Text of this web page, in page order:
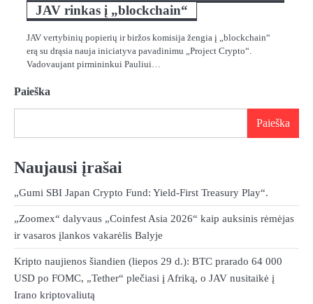
JAV rinkas į „blockchain“
JAV vertybinių popierių ir biržos komisija žengia į „blockchain“
erą su drąsia nauja iniciatyva pavadinimu „Project Crypto“.
Vadovaujant pirmininkui Pauliui…
Paieška
Paieška
Naujausi įrašai
„Gumi SBI Japan Crypto Fund: Yield-First Treasury Play“.
„Zoomex“ dalyvaus „Coinfest Asia 2026“ kaip auksinis rėmėjas
ir vasaros įlankos vakarėlis Balyje
Kripto naujienos šiandien (liepos 29 d.): BTC prarado 64 000
USD po FOMC, „Tether“ plečiasi į Afriką, o JAV nusitaikė į
Irano kriptovaliutą